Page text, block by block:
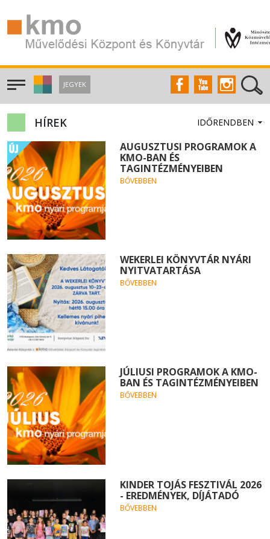
JEGYEK
HÍREK
AUGUSZTUSI PROGRAMOK A
KMO-BAN ÉS
TAGINTÉZMÉNYEIBEN
BŐVEBBEN
WEKERLEI KÖNYVTÁR NYÁRI
NYITVATARTÁSA
BŐVEBBEN
JÚLIUSI PROGRAMOK A KMO-
BAN ÉS TAGINTÉZMÉNYEIBEN
BŐVEBBEN
KINDER TOJÁS FESZTIVÁL 2026
- EREDMÉNYEK, DÍJÁTADÓ
BŐVEBBEN